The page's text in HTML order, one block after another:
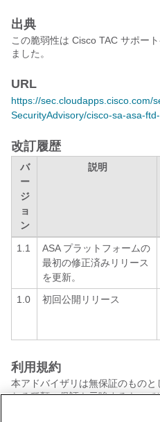
出典
この脆弱性は Cisco TAC サポー
ました。
URL
https://sec.cloudapps.cisco.com/
SecurityAdvisory/cisco-sa-asa-
改訂履歴
バ
ー
ジ
ョ
ン
説明
1.1
ASA プラットフォームの
最初の修正済みリリース
を更新。
1.0 初回公開リリース
利用規約
本アドバイザリは無保証のもの
なる種類の保証も示唆するもの